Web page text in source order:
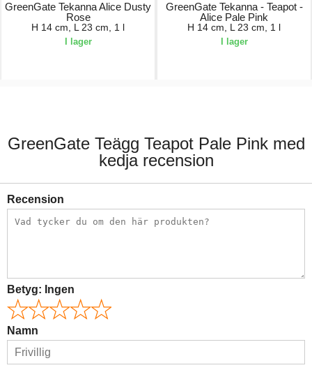
GreenGate Tekanna Alice Dusty
Rose
H 14 cm, L 23 cm, 1 l
I lager
GreenGate Tekanna - Teapot -
Alice Pale Pink
H 14 cm, L 23 cm, 1 l
I lager
GreenGate Teägg Teapot Pale Pink med
kedja recension
Recension
Betyg: Ingen
Namn